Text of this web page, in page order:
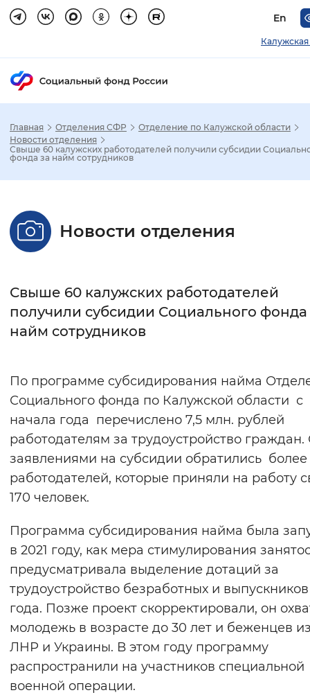
En
Калужская
Стандартный Увеличенный
Без засечек С засечками
Интервал между буквами
Цвет сайта
Монохромный Инверсивный
Синий фон
Звуковой ассистент
Воспроизвести Остановить
Вернуть стандартные настройки
Главная Отделения СФР
Отделение по Калужской области
Новости отделения
Свыше 60 калужских работодателей получили субсидии
фонда за найм сотрудников
Новости отделения
Свыше 60 калужских работодателей
получили субсидии Социального фонда
найм сотрудников
По программе субсидирования найма
Социального фонда по Калужской области с
начала года перечислено 7,5 млн. рублей
работодателям за трудоустройство граждан.
заявлениями на субсидии обратились более
работодателей, которые приняли на работу
170 человек.
Программа субсидирования найма была
в 2021 году, как мера стимулирования
предусматривала выделение дотаций за
трудоустройство безработных и
года. Позже проект скорректировали, он
молодежь в возрасте до 30 лет и беженцев
ЛНР и Украины. В этом году программу
распространили на участников специальной
военной операции.